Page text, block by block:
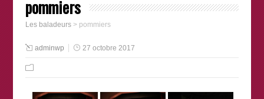
pommiers
Les baladeurs> pommiers
adminwp 27 octobre 2017